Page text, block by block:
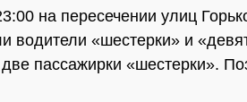
на пересечении улиц
водители «шестерки» и
пассажирки «шестерки».